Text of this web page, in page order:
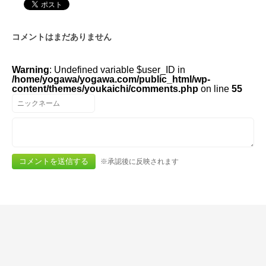
コメントはまだありません
Warning: Undefined variable $user_ID in
/home/yogawa/yogawa.com/public_html/wp-
content/themes/youkaichi/comments.php on line 55
※承認後に反映されます